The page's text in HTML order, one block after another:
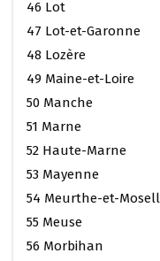
46 Lot
47 Lot-et-Garonne
48 Lozère
49 Maine-et-Loire
50 Manche
51 Marne
52 Haute-Marne
53 Mayenne
54 Meurthe-et-
55 Meuse
56 Morbihan